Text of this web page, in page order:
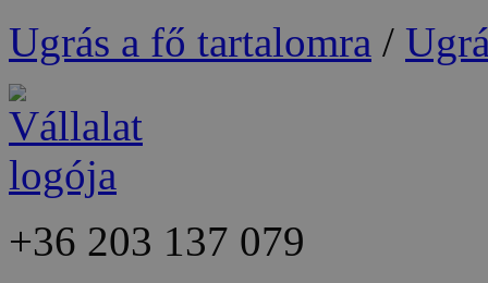
Ugrás a fő tartalomra /
+36 203 137 079